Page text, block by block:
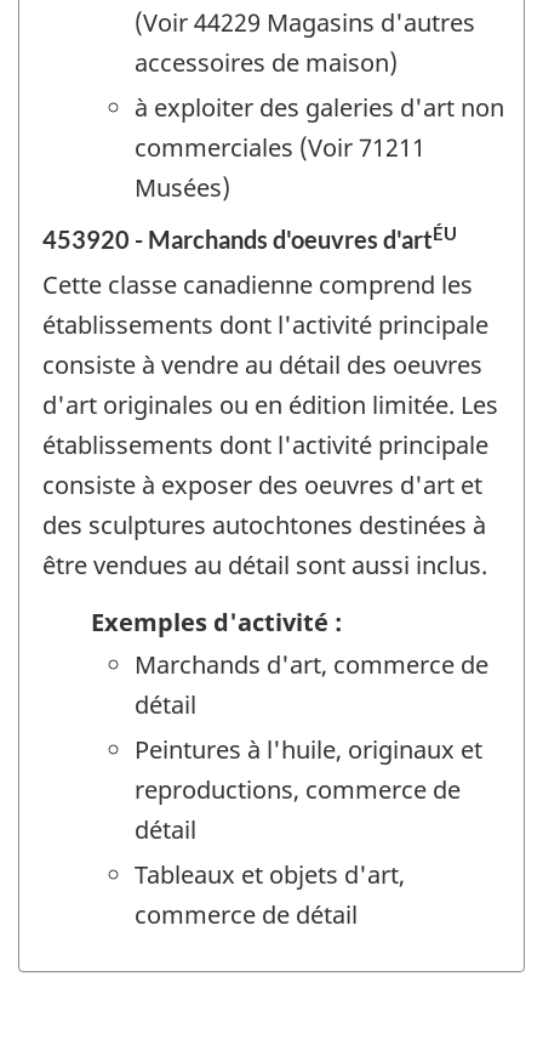
(Voir 44229 Magasins d'autres
accessoires de maison)
à exploiter des galeries d'art non
commerciales (Voir 71211
Musées)
453920 - Marchands d'oeuvres d'artÉU
Cette classe canadienne comprend les
établissements dont l'activité principale
consiste à vendre au détail des oeuvres
d'art originales ou en édition limitée. Les
établissements dont l'activité principale
consiste à exposer des oeuvres d'art et
des sculptures autochtones destinées à
être vendues au détail sont aussi inclus.
Exemples d'activité :
Marchands d'art, commerce de
détail
Peintures à l'huile, originaux et
reproductions, commerce de
détail
Tableaux et objets d'art,
commerce de détail